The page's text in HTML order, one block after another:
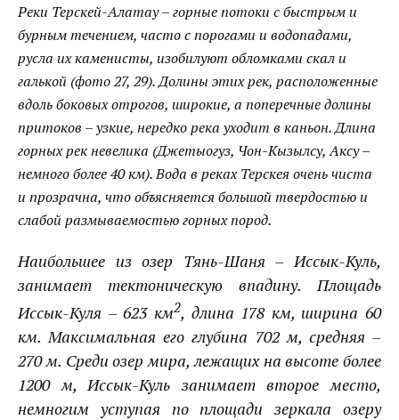
Реки Терскей-Алатау– горные потоки с быстрым и
бурным течением, часто с порогами и водопадами,
русла их каменисты, изобилуют обломками скал и
галькой (фото 27, 29). Долины этих рек, расположенные
вдоль боковых отрогов, широкие, а поперечные долины
притоков – узкие, нередко река уходит в каньон. Длина
горных рек невелика (Джетыогуз, Чон-Кызылсу,Аксу–
немного более 40 км). Вода в рекахТерскеяочень чиста
и прозрачна, что объясняется большой твердостью и
слабой размываемостью горных пород.
Наибольшее из озер Тянь-Шаня – Иссык-Куль,
занимает тектоническую впадину. Площадь
Иссык-Куля – 623 км2, длина 178 км, ширина 60
км. Максимальная его глубина 702 м, средняя –
270 м. Среди озер мира, лежащих на высоте более
1200 м, Иссык-Куль занимает второе место,
немногим уступая по площади зеркала озеру